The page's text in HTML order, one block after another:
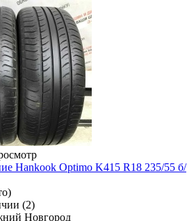
Hankook Optimo K415 R18 235/55 б/
(2)
Новгород